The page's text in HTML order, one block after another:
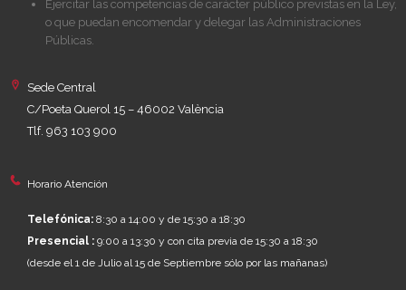
Ejercitar las competencias de carácter público previstas en la Ley,
o que puedan encomendar y delegar las Administraciones
Públicas.
Sede Central
C/Poeta Querol 15 – 46002 València
Tlf. 963 103 900
Horario Atención
Telefónica: 8:30 a 14:00 y de 15:30 a 18:30
Presencial : 9:00 a 13:30 y con cita previa de 15:30 a 18:30
(desde el 1 de Julio al 15 de Septiembre sólo por las mañanas)